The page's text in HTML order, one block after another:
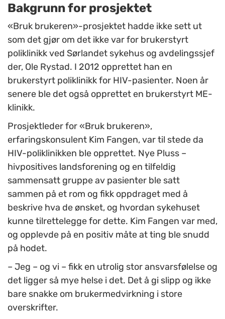
Bakgrunn for prosjektet
«Bruk brukeren»-prosjektet hadde ikke sett ut
som det gjør om det ikke var for brukerstyrt
poliklinikk ved Sørlandet sykehus og avdelingssjef
der, Ole Rystad. I 2012 opprettet han en
brukerstyrt poliklinikk for HIV-pasienter. Noen år
senere ble det også opprettet en brukerstyrt ME-
klinikk.
Prosjektleder for «Bruk brukeren»,
erfaringskonsulent Kim Fangen, var til stede da
HIV-poliklinikken ble opprettet. Nye Pluss –
hivpositives landsforening og en tilfeldig
sammensatt gruppe av pasienter ble satt
sammen på et rom og fikk oppdraget med å
beskrive hva de ønsket, og hvordan sykehuset
kunne tilrettelegge for dette. Kim Fangen var med,
og opplevde på en positiv måte at ting ble snudd
på hodet.
– Jeg – og vi – fikk en utrolig stor ansvarsfølelse og
det ligger så mye helse i det. Det å gi slipp og ikke
bare snakke om brukermedvirkning i store
overskrifter.